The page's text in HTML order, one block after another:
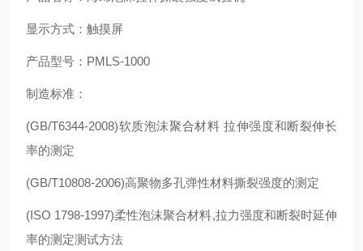
显示方式：触摸屏
产品型号：PMLS-1000
制造标准：
(GB/T6344-2008)软质泡沫聚合材料 拉伸强度和断裂伸长
率的测定
(GB/T10808-2006)高聚物多孔弹性材料撕裂强度的测定
(ISO 1798-1997)柔性泡沫聚合材料,拉力强度和断裂时延伸
率的测定测试方法